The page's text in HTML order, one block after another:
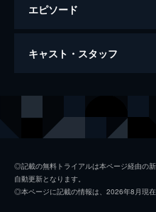
エピソード
東京ウィンドオーケストラ
キャスト・スタッフ
橘和也
◎記載の無料トライアルは本ページ経由の
自動更新となります。
◎本ページに記載の情報は、2026年8月現在